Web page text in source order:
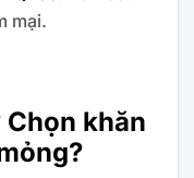
mại.
Chọn khăn